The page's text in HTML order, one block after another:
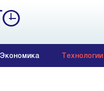
Экономика Технологии